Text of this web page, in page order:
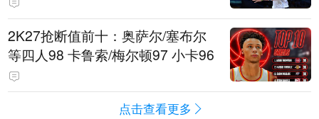
2K27抢断值前十：奥萨尔/塞布尔
等四人98 卡鲁索/梅尔顿97 小卡96
点击查看更多